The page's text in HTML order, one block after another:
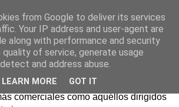
las principales novedades literarias
En Crítica de libros tienen cabida tanto
comerciales como aquéllos dirigidos
from Google to deliver its services
Your IP address and user-agent are
along with performance and security
of service, generate usage
and address abuse.
LEARN MORE GOT IT